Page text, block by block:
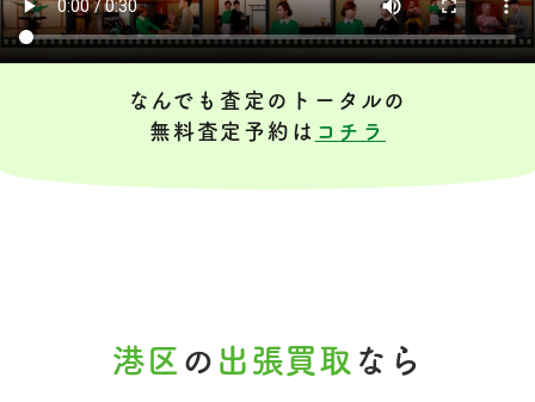
なんでも査定のトータルの
無料査定予約は コチラ
港区 の 出張買取 なら